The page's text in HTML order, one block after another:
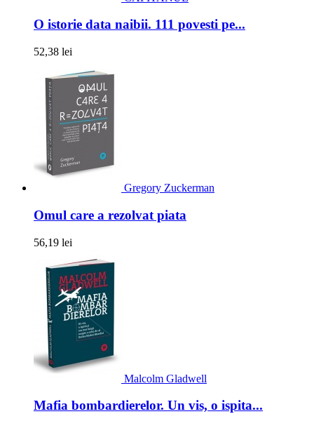
O istorie data naibii. 111 povesti pe...
52,38 lei
Gregory Zuckerman
Omul care a rezolvat piata
56,19 lei
Malcolm Gladwell
Mafia bombardierelor. Un vis, o ispita...